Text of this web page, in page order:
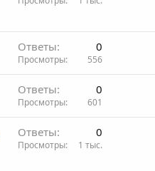
Ответы 0
Просмотры 556
Ответы 0
Просмотры 601
Ответы 0
Просмотры 1 тыс.